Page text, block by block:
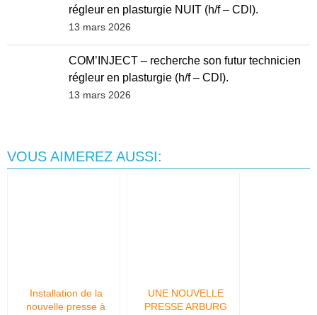
régleur en plasturgie NUIT (h/f – CDI).
13 mars 2026
COM’INJECT – recherche son futur technicien
régleur en plasturgie (h/f – CDI).
13 mars 2026
VOUS AIMEREZ AUSSI:
Installation de la
nouvelle presse à
UNE NOUVELLE
PRESSE ARBURG